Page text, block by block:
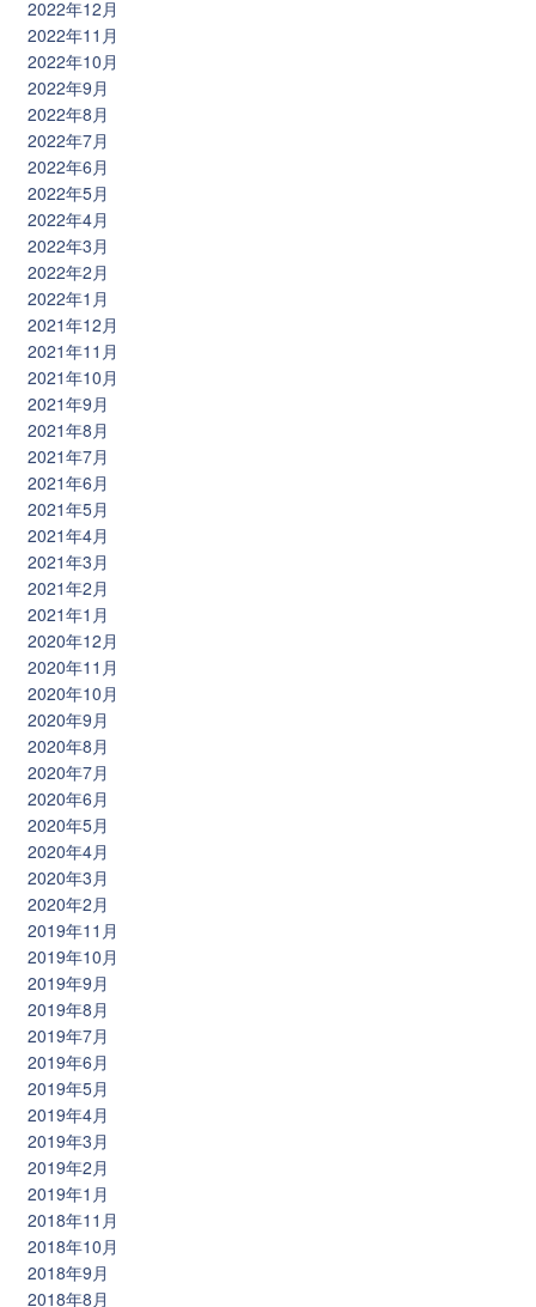
2022年12月
2022年11月
2022年10月
2022年9月
2022年8月
2022年7月
2022年6月
2022年5月
2022年4月
2022年3月
2022年2月
2022年1月
2021年12月
2021年11月
2021年10月
2021年9月
2021年8月
2021年7月
2021年6月
2021年5月
2021年4月
2021年3月
2021年2月
2021年1月
2020年12月
2020年11月
2020年10月
2020年9月
2020年8月
2020年7月
2020年6月
2020年5月
2020年4月
2020年3月
2020年2月
2019年11月
2019年10月
2019年9月
2019年8月
2019年7月
2019年6月
2019年5月
2019年4月
2019年3月
2019年2月
2019年1月
2018年11月
2018年10月
2018年9月
2018年8月